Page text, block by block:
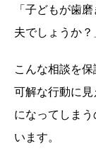
「子どもが歯
夫でしょうか？
こんな相談を
可解な行動に
になってしま
います。